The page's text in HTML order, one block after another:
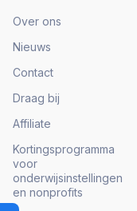
Over ons
Nieuws
Contact
Draag bij
Affiliate
Kortingsprogramma
voor
onderwijsinstellingen
en nonprofits